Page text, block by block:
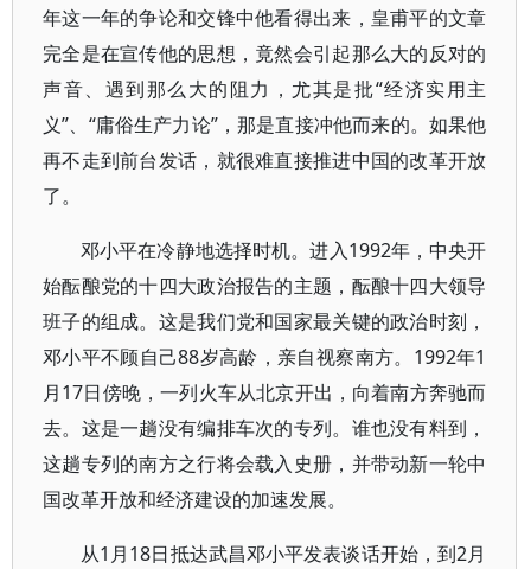
年这一年的争论和交锋中他看得出来，皇甫平的文章
完全是在宣传他的思想，竟然会引起那么大的反对的
声音、遇到那么大的阻力，尤其是批“经济实用主
义”、“庸俗生产力论”，那是直接冲他而来的。如果他
再不走到前台发话，就很难直接推进中国的改革开放
了。
邓小平在冷静地选择时机。进入1992年，中央开
始酝酿党的十四大政治报告的主题，酝酿十四大领导
班子的组成。这是我们党和国家最关键的政治时刻，
邓小平不顾自己88岁高龄，亲自视察南方。1992年1
月17日傍晚，一列火车从北京开出，向着南方奔驰而
去。这是一趟没有编排车次的专列。谁也没有料到，
这趟专列的南方之行将会载入史册，并带动新一轮中
国改革开放和经济建设的加速发展。
从1月18日抵达武昌邓小平发表谈话开始，到2月